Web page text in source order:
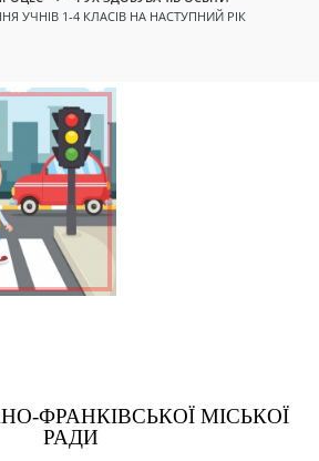
УЧНІВ 1-4 КЛАСІВ НА НАСТУПНИЙ РІК